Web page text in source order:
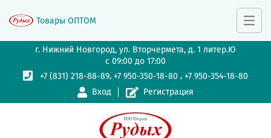
г. Нижний Новгород, ул. Вторчермета, д. 1 литер.Ю
с 09:00 до 17:00
+7 (831) 218-88-89,+7 950-350-18-80 ,+7 950-354-18-80
Вход
Регистрация
Товары ОПТОМ